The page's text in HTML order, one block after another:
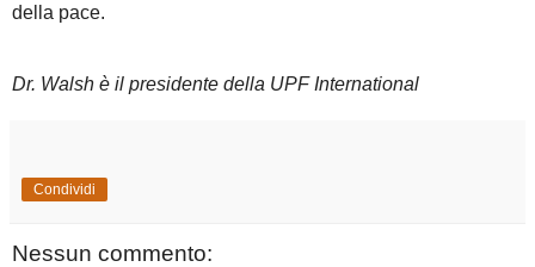
della pace.
Dr. Walsh è il presidente della UPF International
Condividi
Nessun commento: